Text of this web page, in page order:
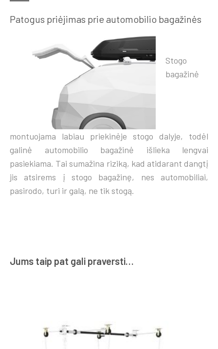
Patogus priėjimas prie automobilio bagažinės
Stogo
bagažinė
montuojama labiau priekinėje stogo dalyje, todėl
galinė automobilio bagažinė išlieka lengvai
pasiekiama. Tai sumažina riziką, kad atidarant dangtį
jis atsirems į stogo bagažinę, nes automobiliai,
pasirodo, turi ir galą, ne tik stogą.
Jums taip pat gali praversti…